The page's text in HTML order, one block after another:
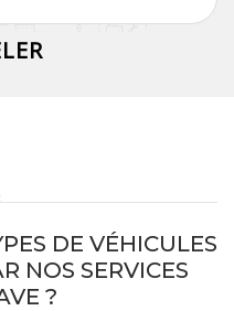
DE VÉHICULES
NOS SERVICES
?